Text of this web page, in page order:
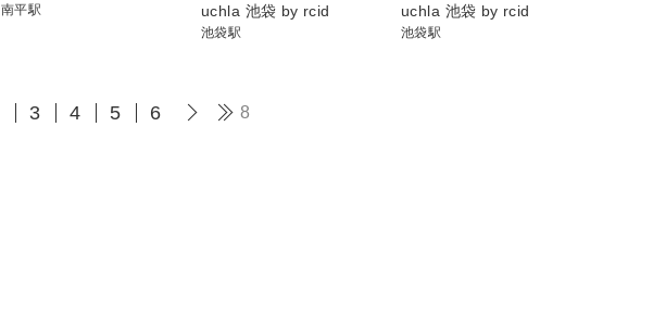
南平駅
uchla 池袋 by rcid
池袋駅
uchla 池袋 by rcid
池袋駅
3 4 5 6 8